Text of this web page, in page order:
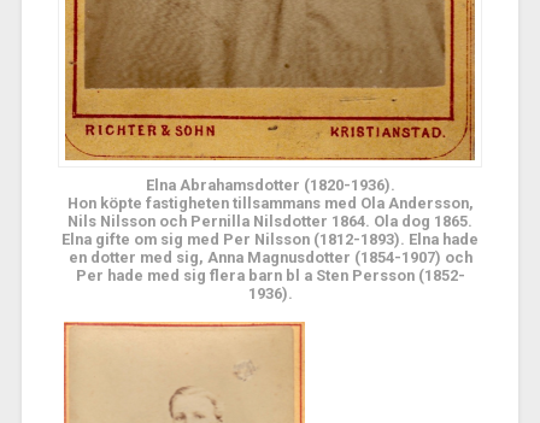
Elna Abrahamsdotter (1820-1936).
Hon köpte fastigheten tillsammans med Ola Andersson,
Nils Nilsson och Pernilla Nilsdotter 1864. Ola dog 1865.
Elna gifte om sig med Per Nilsson (1812-1893). Elna hade
en dotter med sig, Anna Magnusdotter (1854-1907) och
Per hade med sig flera barn bl a Sten Persson (1852-
1936).